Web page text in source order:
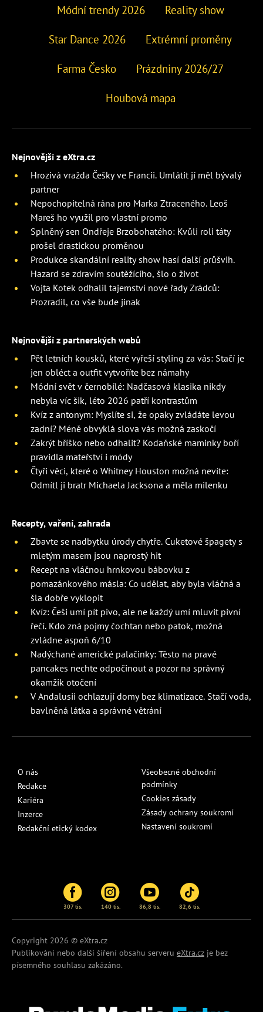
Módní trendy 2026 Reality show
Star Dance 2026 Extrémní proměny
Farma Česko Prázdniny 2026/27
Houbová mapa
Nejnovější z eXtra.cz
Hrozivá vražda Češky ve Francii. Umlátit jí měl bývalý
partner
Nepochopitelná rána pro Marka Ztraceného. Leoš
Mareš ho využil pro vlastní promo
Splněný sen Ondřeje Brzobohatého: Kvůli roli táty
prošel drastickou proměnou
Produkce skandální reality show hasí další průšvih.
Hazard se zdravím soutěžícího, šlo o život
Vojta Kotek odhalil tajemství nové řady Zrádců:
Prozradil, co vše bude jinak
Nejnovější z partnerských webů
Pět letních kousků, které vyřeší styling za vás: Stačí je
jen obléct a outfit vytvoříte bez námahy
Módní svět v černobílé: Nadčasová klasika nikdy
nebyla víc šik, léto 2026 patří kontrastům
Kvíz z antonym: Myslíte si, že opaky zvládáte levou
zadní? Méně obvyklá slova vás možná zaskočí
Zakrýt bříško nebo odhalit? Kodaňské maminky boří
pravidla mateřství i módy
Čtyři věci, které o Whitney Houston možná nevíte:
Odmítl ji bratr Michaela Jacksona a měla milenku
Recepty, vaření, zahrada
Zbavte se nadbytku úrody chytře. Cuketové špagety s
mletým masem jsou naprostý hit
Recept na vláčnou hrnkovou bábovku z
pomazánkového másla: Co udělat, aby byla vláčná a
šla dobře vyklopit
Kvíz: Češi umí pít pivo, ale ne každý umí mluvit pivní
řečí. Kdo zná pojmy čochtan nebo patok, možná
zvládne aspoň 6/10
Nadýchané americké palačinky: Těsto na pravé
pancakes nechte odpočinout a pozor na správný
okamžik otočení
V Andalusii ochlazují domy bez klimatizace. Stačí voda,
bavlněná látka a správné větrání
O nás
Redakce
Kariéra
Inzerce
Redakční etický kodex
Všeobecné obchodní
podmínky
Cookies zásady
Zásady ochrany soukromí
Nastavení soukromí
307 tis. 140 tis. 86,8 tis. 82,6 tis.
Copyright 2026 © eXtra.cz
Publikování nebo další šíření obsahu serveru eXtra.cz je bez
písemného souhlasu zakázáno.